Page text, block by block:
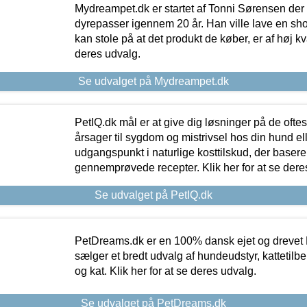
Mydreampet.dk er startet af Tonni Sørensen
dyrepasser igennem 20 år. Han ville lave en
kan stole på at det produkt de køber, er af høj
deres udvalg.
Se udvalget på Mydreampet.dk
PetIQ.dk mål er at give dig løsninger på de
årsager til sygdom og mistrivsel hos din hund
udgangspunkt i naturlige kosttilskud, der
gennemprøvede recepter. Klik her for at se
Se udvalget på PetIQ.dk
PetDreams.dk er en 100% dansk ejet og
sælger et bredt udvalg af hundeudstyr,
og kat. Klik her for at se deres udvalg.
Se udvalget på PetDreams.dk